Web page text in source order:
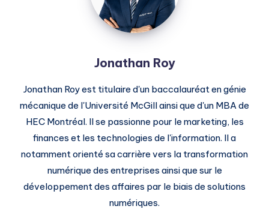
Jonathan Roy
Jonathan Roy est titulaire d'un baccalauréat en génie
mécanique de l'Université McGill ainsi que d'un MBA de
HEC Montréal. Il se passionne pour le marketing, les
finances et les technologies de l'information. Il a
notamment orienté sa carrière vers la transformation
numérique des entreprises ainsi que sur le
développement des affaires par le biais de solutions
numériques.